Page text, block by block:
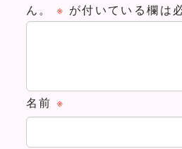
ん。
※ が付いている欄は
名前 ※